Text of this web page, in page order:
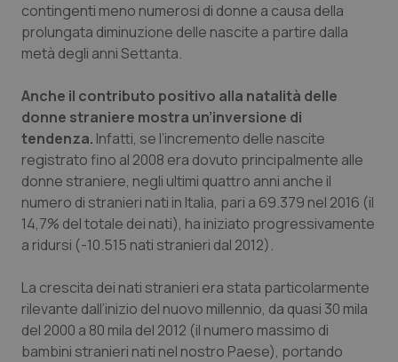
Ulcera & Reflusso
contingenti meno numerosi di donne a causa della
prolungata diminuzione delle nascite a partire dalla
metà degli anni Settanta.
Anche il contributo positivo alla natalità delle
donne straniere mostra un’inversione di
tendenza. Infatti, se l’incremento delle nascite
registrato fino al 2008 era dovuto principalmente alle
donne straniere, negli ultimi quattro anni anche il
numero di stranieri nati in Italia, pari a 69.379 nel 2016 (il
14,7% del totale dei nati), ha iniziato progressivamente
a ridursi (-10.515 nati stranieri dal 2012).
La crescita dei nati stranieri era stata particolarmente
rilevante dall’inizio del nuovo millennio, da quasi 30 mila
del 2000 a 80 mila del 2012 (il numero massimo di
bambini stranieri nati nel nostro Paese), portando